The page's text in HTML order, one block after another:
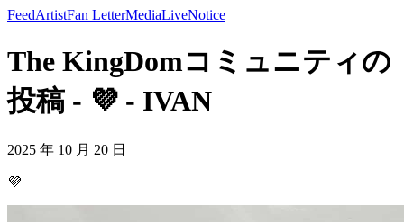
FeedArtistFan LetterMediaLiveNotice
The KingDomコミュニティの
投稿 - 💜 - IVAN
2025 年 10 月 20 日
💜